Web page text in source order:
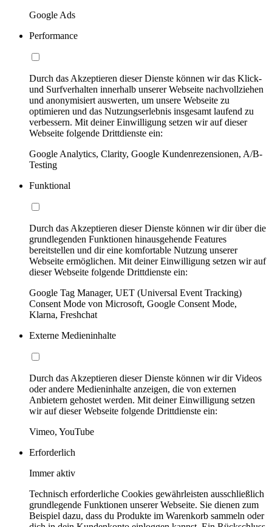
Google Ads
Performance
Durch das Akzeptieren dieser Dienste können wir das Klick-
und Surfverhalten innerhalb unserer Webseite nachvollziehen
und anonymisiert auswerten, um unsere Webseite zu
optimieren und das Nutzungserlebnis insgesamt laufend zu
verbessern. Mit deiner Einwilligung setzen wir auf dieser
Webseite folgende Drittdienste ein:
Google Analytics, Clarity, Google Kundenrezensionen, A/B-
Testing
Funktional
Durch das Akzeptieren dieser Dienste können wir dir über die
grundlegenden Funktionen hinausgehende Features
bereitstellen und dir eine komfortable Nutzung unserer
Webseite ermöglichen. Mit deiner Einwilligung setzen wir auf
dieser Webseite folgende Drittdienste ein:
Google Tag Manager, UET (Universal Event Tracking)
Consent Mode von Microsoft, Google Consent Mode,
Klarna, Freshchat
Externe Medieninhalte
Durch das Akzeptieren dieser Dienste können wir dir Videos
oder andere Medieninhalte anzeigen, die von externen
Anbietern gehostet werden. Mit deiner Einwilligung setzen
wir auf dieser Webseite folgende Drittdienste ein:
Vimeo, YouTube
Erforderlich
Immer aktiv
Technisch erforderliche Cookies gewährleisten ausschließlich
grundlegende Funktionen unserer Webseite. Sie dienen zum
Beispiel dazu, dass du Produkte im Warenkorb sammeln oder